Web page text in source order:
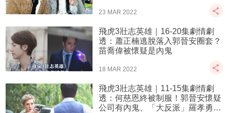
23 MAR 2022
飛虎3壯志英雄｜16-20集劇情劇
透：蕭正楠逃脫落入郭晉安圈套？
苗喬偉被懷疑是內鬼
18 MAR 2022
飛虎3壯志英雄｜11-15集劇情劇
透：何慈恩終被制服！郭晉安懷疑
公司有內鬼、「大反派」羅孝勇出